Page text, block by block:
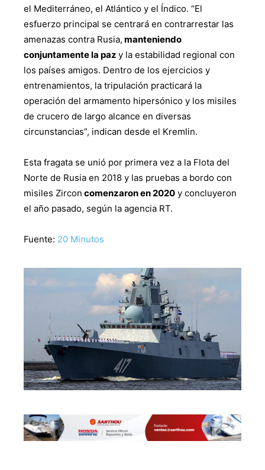
el Mediterráneo, el Atlántico y el Índico. “El
esfuerzo principal se centrará en contrarrestar las
amenazas contra Rusia, manteniendo
conjuntamente la paz y la estabilidad regional con
los países amigos. Dentro de los ejercicios y
entrenamientos, la tripulación practicará la
operación del armamento hipersónico y los misiles
de crucero de largo alcance en diversas
circunstancias”, indican desde el Kremlin.
Esta fragata se unió por primera vez a la Flota del
Norte de Rusia en 2018 y las pruebas a bordo con
misiles Zircon comenzaron en 2020 y concluyeron
el año pasado, según la agencia RT.
Fuente: 20 Minutos